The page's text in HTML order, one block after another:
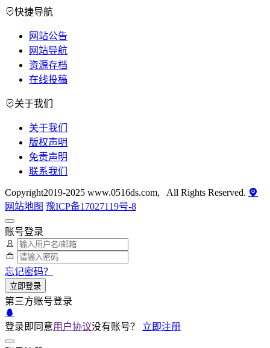
快捷导航
网站公告
网站导航
资源存档
在线投稿
关于我们
关于我们
版权声明
免责声明
联系我们
Copyright2019-2025 www.0516ds.com, All Rights Reserved.
网站地图 豫ICP备17027119号-8
账号登录
忘记密码？
立即登录
第三方账号登录
登录即同意用户协议没有账号？ 立即注册